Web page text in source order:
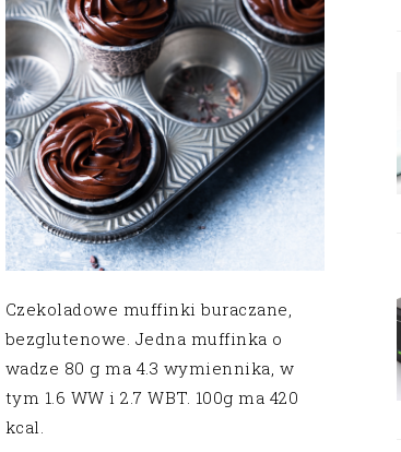
Czekoladowe muffinki buraczane,
bezglutenowe. Jedna muffinka o
wadze 80 g ma 4.3 wymiennika, w
tym 1.6 WW i 2.7 WBT. 100g ma 420
kcal.